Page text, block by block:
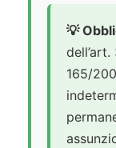
💡
165/